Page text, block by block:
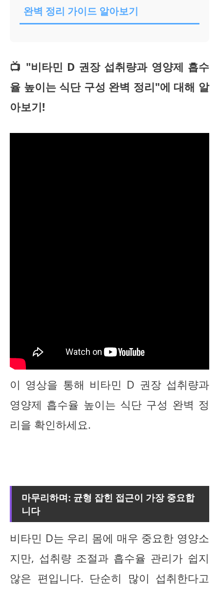
완벽 정리 가이드 알아보기
📺 "비타민 D 권장 섭취량과 영양제 흡수
율 높이는 식단 구성 완벽 정리"에 대해 알
아보기!
이 영상을 통해 비타민 D 권장 섭취량과
영양제 흡수율 높이는 식단 구성 완벽 정
리을 확인하세요.
마무리하며: 균형 잡힌 접근이 가장 중요합
니다
비타민 D는 우리 몸에 매우 중요한 영양소
지만, 섭취량 조절과 흡수율 관리가 쉽지
않은 편입니다. 단순히 많이 섭취한다고